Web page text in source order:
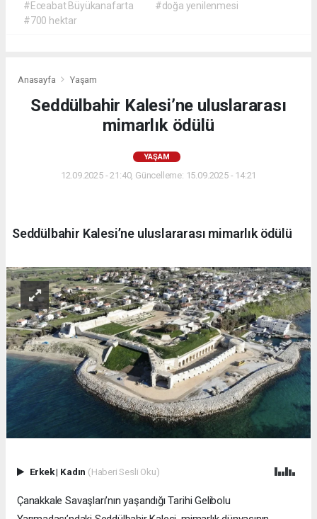
#Eceabat Büyükanafarta
#doğa yenilenmesi
#700 hektar
Anasayfa Yaşam
Seddülbahir Kalesi’ne uluslararası
mimarlık ödülü
YAŞAM
12.09.2025 - 21:40, Güncelleme: 15.09.2025 - 14:21
Seddülbahir Kalesi’ne uluslararası mimarlık ödülü
Erkek| Kadın (Haberi Sesli Oku)
Çanakkale Savaşları’nın yaşandığı Tarihi Gelibolu